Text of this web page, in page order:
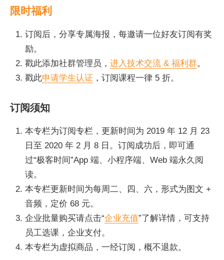
限时福利
订阅后，分享专属海报，每邀请一位好友订阅有奖
励。
戳此添加社群管理员， 进入技术交流 & 福利群。
戳此申请学生认证 ，订阅课程一律 5 折。
订阅须知
本专栏为订阅专栏，更新时间为 2019 年 12 月 23
日至 2020 年 2 月 8 日。订阅成功后，即可通
过“极客时间”App 端、小程序端、Web 端永久阅
读。
本专栏更新时间为每周二、四、六，形式为图文 +
音频，定价 68 元。
企业批量购买请点击“企业充值”了解详情，可支持
员工选课，企业支付。
本专栏为虚拟商品，一经订阅，概不退款。